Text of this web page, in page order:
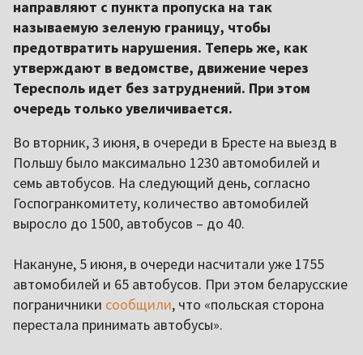
направляют с пункта пропуска на так
называемую зеленую границу, чтобы
предотвратить нарушения. Теперь же, как
утверждают в ведомстве, движение через
Тересполь идет без затруднений. При этом
очередь только увеличивается.
Во вторник, 3 июня, в очереди в Бресте на выезд в
Польшу было максимально 1230 автомобилей и
семь автобусов. На следующий день, согласно
Госпогранкомитету, количество автомобилей
выросло до 1500, автобусов – до 40.
Накануне, 5 июня, в очереди насчитали уже 1755
автомобилей и 65 автобусов. При этом беларусские
пограничники сообщили, что «польская сторона
перестала принимать автобусы».